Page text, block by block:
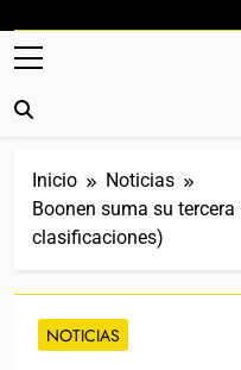
Ciclismo
Web Dedicada Al
Crónicas, Previas Y
Inicio
Noticias
Boonen suma su
clasificaciones)
NOTICIAS